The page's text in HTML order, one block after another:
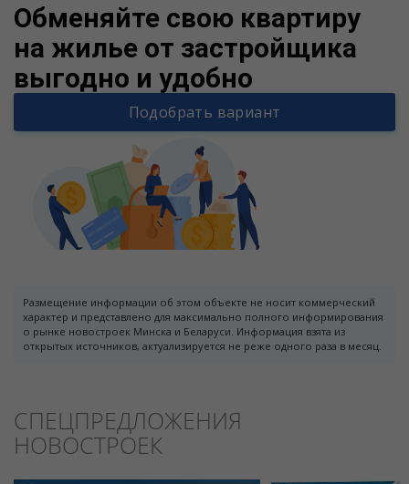
Обменяйте свою квартиру
на жилье от застройщика
выгодно и удобно
Подобрать вариант
Размещение информации об этом объекте не носит коммерческий
характер и представлено для максимально полного информирования
о рынке новостроек Минска и Беларуси. Информация взята из
открытых источников, актуализируется не реже одного раза в месяц.
СПЕЦПРЕДЛОЖЕНИЯ
НОВОСТРОЕК